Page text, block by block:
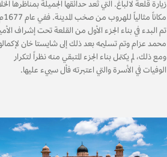
زيارة قلعة لالباغ. التي تُعد حدائقها الجميلة بمناظرها
مكاناً مثالياً للهروب
تم البدء في بناء الجزء الأول من القلعة تحت إشراف
محمد عزام وتم تسليمه بعد ذلك إلى شايستا خان
ومع ذلك، لم يكتمل بناء الجزء المتبقي منه نظراً لتكرار
الوفيات في الأسرة والتي اعتبرته فأل سييء عليها.